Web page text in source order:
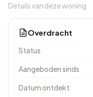
Details van deze woning
Overdracht
Status
Aangeboden sinds
Datum ontdekt